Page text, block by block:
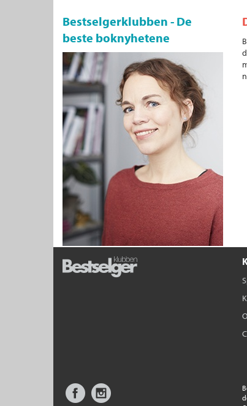
Bestselgerklubben - De
beste boknyhetene
Facebook